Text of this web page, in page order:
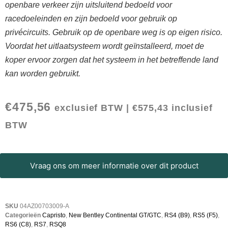
openbare verkeer zijn uitsluitend bedoeld voor
racedoeleinden en zijn bedoeld voor gebruik op
privécircuits. Gebruik op de openbare weg is op eigen risico.
Voordat het uitlaatsysteem wordt geïnstalleerd, moet de
koper ervoor zorgen dat het systeem in het betreffende land
kan worden gebruikt.
€475,56 exclusief BTW | €575,43 inclusief
BTW
Vraag ons om meer informatie over dit product
SKU 04AZ00703009-A
Categorieën Capristo, New Bentley Continental GT/GTC, RS4 (B9), RS5 (F5),
RS6 (C8), RS7, RSQ8